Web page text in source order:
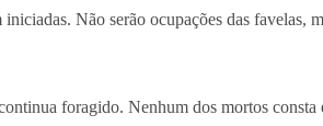
Não serão ocupações das favelas,
foragido. Nenhum dos mortos consta